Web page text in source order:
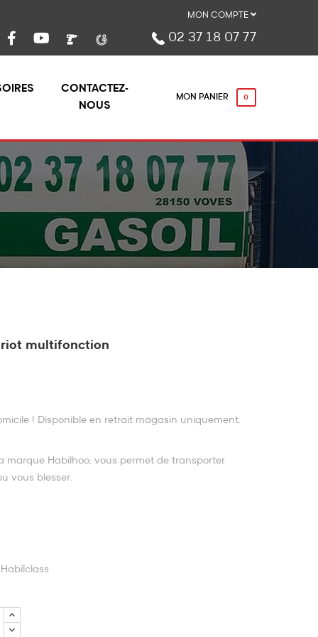
MON COMPTE
02 37 18 07 77
CONTACTEZ-
NOUS
MON PANIER 0
multifonction
! Disponible en retrait magasin uniquement.
Habilhoo, vous permet de transporter
vous blesser.